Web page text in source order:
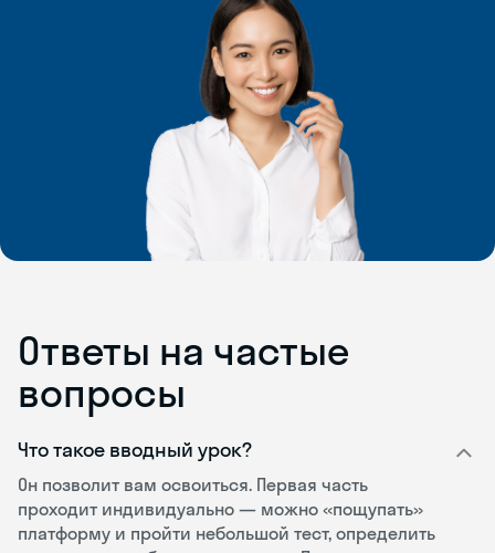
Ответы на частые
вопросы
Что такое вводный урок?
Он позволит вам освоиться. Первая часть
проходит индивидуально — можно «пощупать»
платформу и пройти небольшой тест, определить